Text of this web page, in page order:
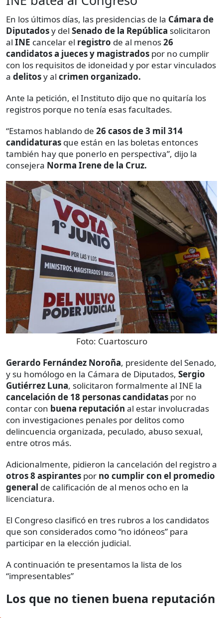
En los últimos días, las presidencias de la
Diputadosy delSenado de la República solicitaron
alINEcancelar elregistrode al menos26
candidatos a jueces y magistradospor no cumplir
con los requisitos de idoneidad y por estar vinculados
adelitosy alcrimen organizado.
registros porque no tenía esas facultades.
candidaturasque están en las boletas entonces
también hay que ponerlo en perspectiva”, dijo la
consejeraNorma Irene de la Cruz.
Foto:Cuartoscuro
y su homólogo en la Cámara de Diputados,Sergio
Gutiérrez Luna, solicitaron formalmente al INE la
cancelación de 18 personas candidatas por no
contar conbuena reputaciónal estar involucradas
con investigaciones penales por delitos como
delincuencia organizada, peculado, abuso sexual,
entre otros más.
otros 8 aspirantesporno cumplir con el promedio
generalde calificación de al menos ocho en la
licenciatura.
que son considerados como “no idóneos” para
participar en la elección judicial.
“impresentables”